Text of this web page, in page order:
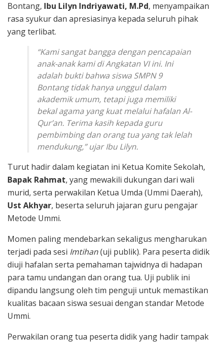
Bontang, Ibu Lilyn Indriyawati, M.Pd, menyampaikan
rasa syukur dan apresiasinya kepada seluruh pihak
yang terlibat.
“Kami sangat bangga dengan pencapaian
anak-anak kami di Angkatan VI ini. Ini
adalah bukti bahwa siswa SMPN 9
Bontang tidak hanya unggul dalam
akademik umum, tetapi juga memiliki
bekal agama yang kuat melalui hafalan Al-
Qur’an. Terima kasih kepada guru
pembimbing dan orang tua yang tak lelah
mendukung,” ujar Ibu Lilyn.
Turut hadir dalam kegiatan ini Ketua Komite Sekolah,
Bapak Rahmat, yang mewakili dukungan dari wali
murid, serta perwakilan Ketua Umda (Ummi Daerah),
Ust Akhyar, beserta seluruh jajaran guru pengajar
Metode Ummi.
Momen paling mendebarkan sekaligus mengharukan
terjadi pada sesi Imtihan(uji publik). Para peserta didik
diuji hafalan serta pemahaman tajwidnya di hadapan
para tamu undangan dan orang tua. Uji publik ini
dipandu langsung oleh tim penguji untuk memastikan
kualitas bacaan siswa sesuai dengan standar Metode
Ummi.
Perwakilan orang tua peserta didik yang hadir tampak